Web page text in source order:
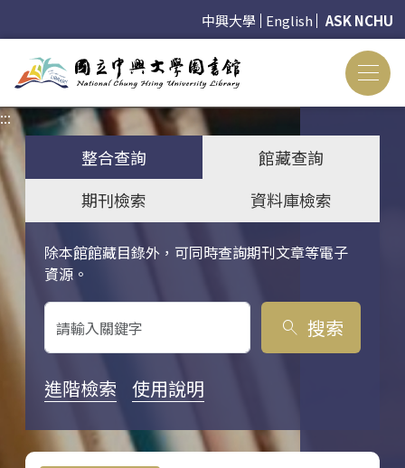
中興大學 English ASK NCHU
:::
整合查詢
館藏查詢
期刊檢索
資料庫檢索
除本館館藏目錄外，可同時查詢期刊文章等電子
資源。
關鍵字搜尋
search 搜索
進階檢索 使用說明